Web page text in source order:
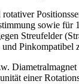
sowie für
Streufelder
Pinkompatibel
einer